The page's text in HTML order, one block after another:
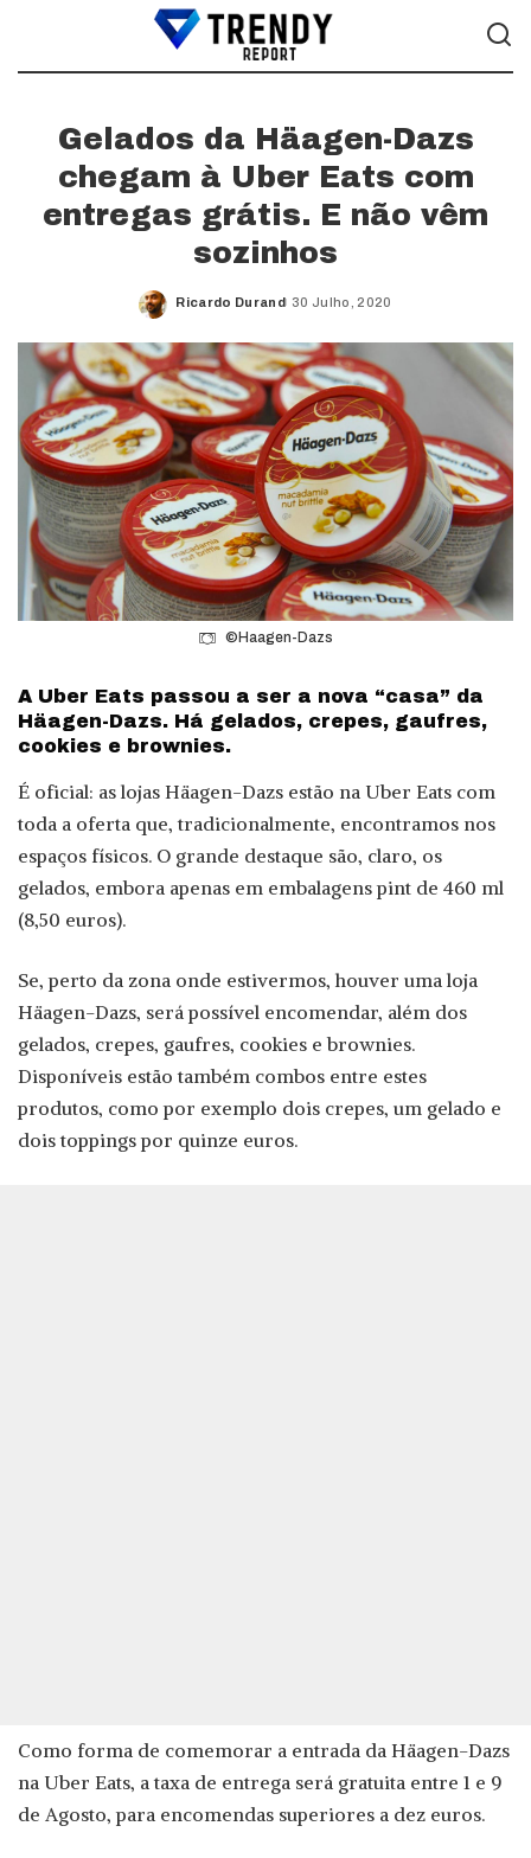
Gelados da Häagen-Dazs
chegam à Uber Eats com
entregas grátis. E não vêm
sozinhos
Posted
Ricardo Durand 30 Julho, 2020
©Haagen-Dazs
A Uber Eats passou a ser a nova “casa” da
Häagen-Dazs. Há gelados, crepes, gaufres,
cookies e brownies.
É oficial: as lojas Häagen-Dazs estão na Uber Eats com
toda a oferta que, tradicionalmente, encontramos nos
espaços físicos. O grande destaque são, claro, os
gelados, embora apenas em embalagens pint de 460 ml
(8,50 euros).
Se, perto da zona onde estivermos, houver uma loja
Häagen-Dazs, será possível encomendar, além dos
gelados, crepes, gaufres, cookies e brownies.
Disponíveis estão também combos entre estes
produtos, como por exemplo dois crepes, um gelado e
dois toppings por quinze euros.
Como forma de comemorar a entrada da Häagen-Dazs
na Uber Eats, a taxa de entrega será gratuita entre 1 e 9
de Agosto, para encomendas superiores a dez euros.